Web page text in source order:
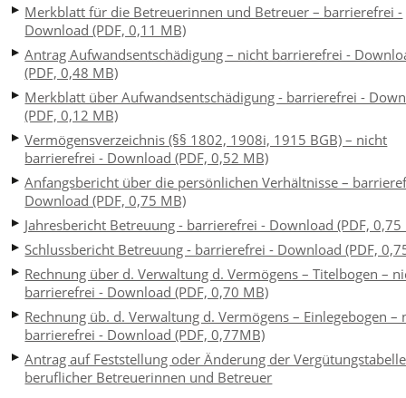
Merkblatt für die Betreuerinnen und Betreuer – barrierefrei -
Download (PDF, 0,11 MB)
Antrag Aufwandsentschädigung – nicht barrierefrei -
(PDF, 0,48 MB)
Merkblatt über Aufwandsentschädigung - barrierefrei -
(PDF, 0,12 MB)
Vermögensverzeichnis (§§ 1802, 1908i, 1915 BGB) – nicht
barrierefrei - Download (PDF, 0,52 MB)
Anfangsbericht über die persönlichen Verhältnisse –
Download (PDF, 0,75 MB)
Jahresbericht Betreuung - barrierefrei - Download (PDF, 0,75
Schlussbericht Betreuung - barrierefrei - Download (PDF,
Rechnung über d. Verwaltung d. Vermögens – Titelbogen –
barrierefrei - Download (PDF, 0,70 MB)
Rechnung üb. d. Verwaltung d. Vermögens – Einlegebogen –
barrierefrei - Download (PDF, 0,77MB)
Antrag auf Feststellung oder Änderung der Vergütungstabelle
beruflicher Betreuerinnen und Betreuer